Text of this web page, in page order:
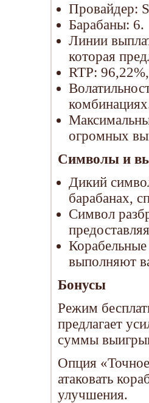
Провайдер:
Барабаны: 6.
Линии
которая
RTP:
огромных
Символы и
Дикий
барабанах,
Символ
выполняют
Бонусы
Режим
предлагает
суммы
Опция
атаковать
улучшения.